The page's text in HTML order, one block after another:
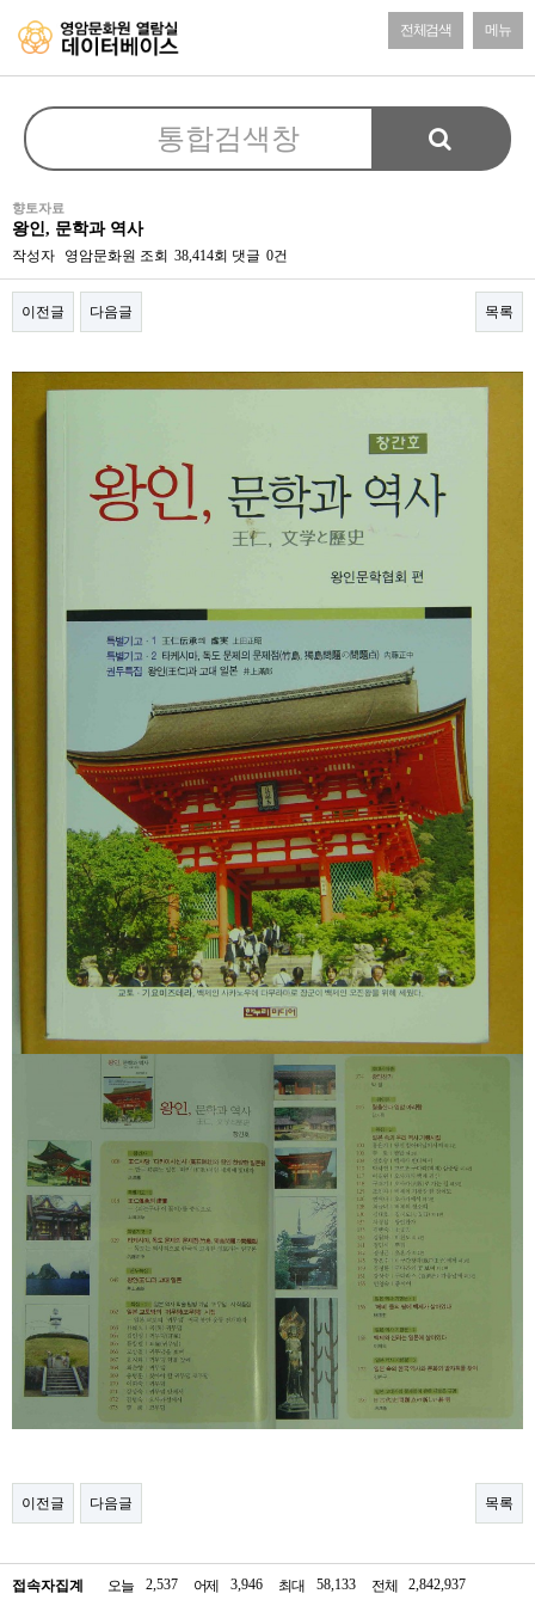
전체검색 메뉴
향토자료
왕인, 문학과 역사
작성자 영암문화원 조회 38,414회 댓글 0건
이전글 다음글 목록
본문
이전글 다음글 목록
접속자집계 오늘 2,537 어제 3,946 최대 58,133 전체 2,842,937